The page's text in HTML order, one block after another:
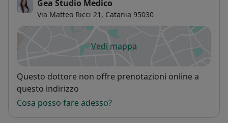
Gea Studio Medico
Via Matteo Ricci 21, Catania 95030
Vedi mappasi apre in una nuova scheda
Disponibilità
Questo dottore non offre prenotazioni online a
questo indirizzo
Cosa posso fare adesso?